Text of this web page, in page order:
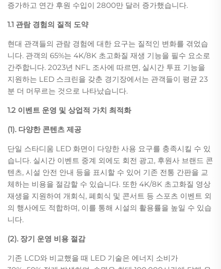
증가하고 연간 후원 수입이 2800만 달러 증가했습니다.
1.1 관람 경험의 질적 도약
현대 관객들의 관람 경험에 대한 요구는 질적인 변화를 겪었습
니다. 관객의 65%는 4K/8K 초고화질 재생 기능을 필수 요소로
간주합니다. 2023년 NFL 조사에 따르면, 실시간 투표 기능을
지원하는 LED 스크린을 갖춘 경기장에서는 관객들이 평균 23
분 더 머무르는 것으로 나타났습니다.
1.2 이벤트 운영 및 상업적 가치 최적화
(1). 다양한 콘텐츠 제공
단일 스타디움 LED 화면이 다양한 사용 요구를 충족시킬 수 있
습니다. 실시간 이벤트 중계 외에도 회전 광고, 후원사 브랜드 콘
텐츠, 시설 안전 안내 등을 표시할 수 있어 기존 전통 간판을 교
체하는 비용을 절감할 수 있습니다. 또한 4K/8K 초고화질 영상
재생을 지원하여 개회식, 폐회식 및 콘서트 등 스포츠 이벤트 외
의 행사에도 적합하며, 이를 통해 시설의 활용률을 높일 수 있습
니다.
(2). 장기 운영 비용 절감
기존 LCD와 비교했을 때 LED 기술은 에너지 소비가